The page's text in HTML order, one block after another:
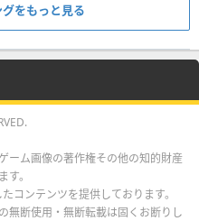
をもっと見る
ーム画像の著作権その他の知的財産
。
コンテンツを提供しております。
無断使用・無断転載は固くお断りし